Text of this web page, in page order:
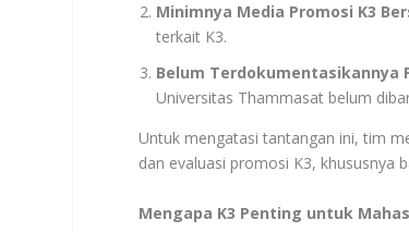
Minimnya Media Promosi K3
terkait K3.
Belum Terdokumentasikannya
Universitas Thammasat belum
Untuk mengatasi tantangan ini, tim
dan evaluasi promosi K3, khususnya
Mengapa K3 Penting untuk